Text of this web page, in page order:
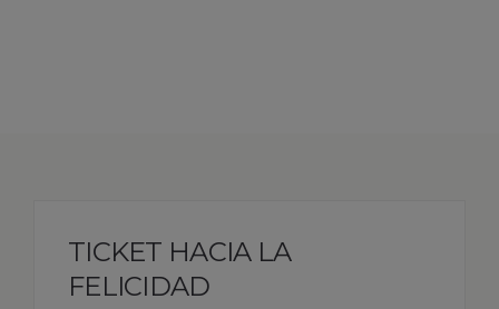
TICKET HACIA LA
FELICIDAD